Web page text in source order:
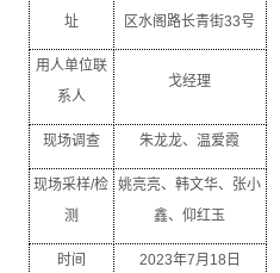
址
区水阁路长青街33号
用人单位联
系人
戈经理
现场调查 朱龙龙、温爱霞
现场采样/检
测
姚亮亮、韩文华、张小
鑫、仰红玉
时间 2023年7月 18 日